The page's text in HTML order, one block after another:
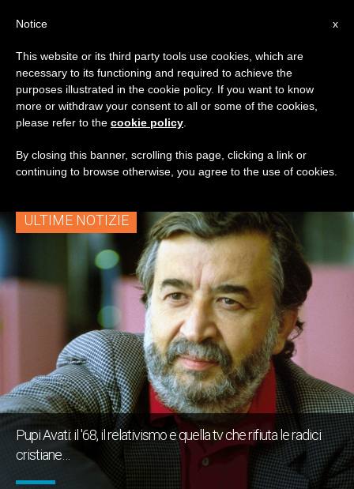
TAG
Posts Tagged
‘sessantotto’
ULTIME NOTIZIE
Pupi Avati: il '68, il relativismo e quella tv che rifiuta le radici
cristiane…
x
Notice
This website or its third party tools use cookies, which are
necessary to its functioning and required to achieve the
purposes illustrated in the cookie policy. If you want to know
more or withdraw your consent to all or some of the cookies,
please refer to the cookie policy
By closing this banner, scrolling this page, clicking a link or
continuing to browse otherwise, you agree to the use of cookies.